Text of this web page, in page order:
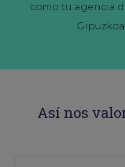
como tu agencia
Así nos